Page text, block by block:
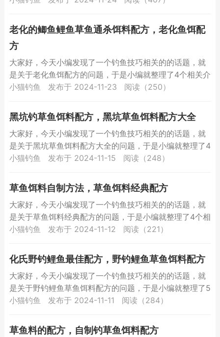
老化的鲫鱼鲤鱼草鱼通杀饵料配方，老化鱼饵配
方
大家好，今天小编发现了一个钓鱼技巧相关的的话题，就
是关于老化鱼饵配方的问题，于是小编就整理了4个相关介
绍老化鱼饵配方的解答，让我们一起看看吧。老化的鲫鱼
小猫钓鱼 发布于 2024-11-23 阅读（250）
黑坑钓草鱼饵料配方，黑坑草鱼饵料配方大全
大家好，今天小编发现了一个钓鱼技巧相关的的话题，就
是关于黑坑草鱼饵料配方大全的问题，于是小编就整理了4
个相关介绍黑坑草鱼饵料配方大全的解答，让我们一起看
小猫钓鱼 发布于 2024-11-15 阅读（248）
草鱼饵料自制方法，草鱼饵料经典配方
大家好，今天小编发现了一个钓鱼技巧相关的的话题，就
是关于草鱼饵料经典配方的问题，于是小编就整理了4个相
关介绍草鱼饵料经典配方的解答，让我们一起看看吧。草
小猫钓鱼 发布于 2024-11-12 阅读（221）
化氏野钓鲤鱼最佳配方，野钓鲤鱼草鱼饵料配方
大家好，今天小编发现了一个钓鱼技巧相关的的话题，就
是关于野钓鲤鱼草鱼饵料配方的问题，于是小编就整理了5
个相关介绍野钓鲤鱼草鱼饵料配方的解答，让我们一起看
小猫钓鱼 发布于 2024-11-11 阅读（284）
草鱼料的配方，自制钓草鱼饵料配方